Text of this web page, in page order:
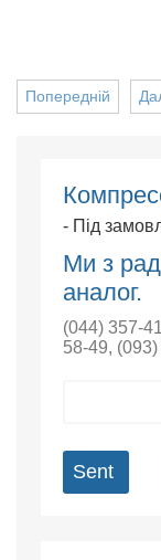
Попередній
- Під
Ми з
аналог.
(044) 357-
58-49,
Sent